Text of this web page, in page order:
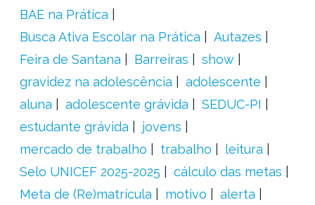
BAE na Prática
Busca Ativa Escolar na Prática
Autazes
Feira de Santana
Barreiras
show
gravidez na adolescência
adolescente
aluna
adolescente grávida
SEDUC-PI
estudante grávida
jovens
mercado de trabalho
trabalho
leitura
Selo UNICEF 2025-2025
cálculo das metas
Meta de (Re)matrícula
motivo
alerta